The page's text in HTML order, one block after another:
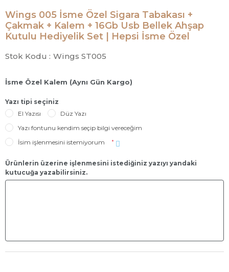
Wings 005 İsme Özel Sigara Tabakası +
Çakmak + Kalem + 16Gb Usb Bellek Ahşap
Kutulu Hediyelik Set | Hepsi İsme Özel
Stok Kodu : Wings ST005
İsme Özel Kalem (Aynı Gün Kargo)
Yazı tipi seçiniz
El Yazısı
Düz Yazı
Yazı fontunu kendim seçip bilgi vereceğim
İsim işlenmesini istemiyorum
*
Ürünlerin üzerine işlenmesini istediğiniz yazıyı yandaki
kutucuğa yazabilirsiniz.